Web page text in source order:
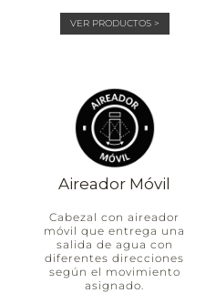
VER PRODUCTOS >
Aireador Móvil
Cabezal con aireador
móvil que entrega una
salida de agua con
diferentes direcciones
según el movimiento
asignado.